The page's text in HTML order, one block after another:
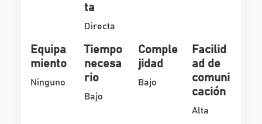
ta
Directa
Equipa
miento
Ninguno
Tiempo
necesa
rio
Bajo
Comple
jidad
Bajo
Facilid
ad de
comuni
cación
Alta